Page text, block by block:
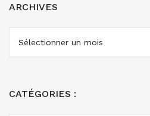
ARCHIVES
ARCHIVES
CATÉGORIES :